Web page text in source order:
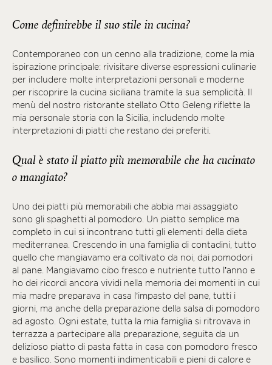
Come definirebbe il suo stile in cucina?
Contemporaneo con un cenno alla tradizione, come la mia
ispirazione principale: rivisitare diverse espressioni culinarie
per includere molte interpretazioni personali e moderne
per riscoprire la cucina siciliana tramite la sua semplicità. Il
menù del nostro ristorante stellato Otto Geleng riflette la
mia personale storia con la Sicilia, includendo molte
interpretazioni di piatti che restano dei preferiti.
Qual è stato il piatto più memorabile che ha cucinato
o mangiato?
Uno dei piatti più memorabili che abbia mai assaggiato
sono gli spaghetti al pomodoro. Un piatto semplice ma
completo in cui si incontrano tutti gli elementi della dieta
mediterranea. Crescendo in una famiglia di contadini, tutto
quello che mangiavamo era coltivato da noi, dai pomodori
al pane. Mangiavamo cibo fresco e nutriente tutto l’anno e
ho dei ricordi ancora vividi nella memoria dei momenti in cui
mia madre preparava in casa l’impasto del pane, tutti i
giorni, ma anche della preparazione della salsa di pomodoro
ad agosto. Ogni estate, tutta la mia famiglia si ritrovava in
terrazza a partecipare alla preparazione, seguita da un
delizioso piatto di pasta fatta in casa con pomodoro fresco
e basilico. Sono momenti indimenticabili e pieni di calore e